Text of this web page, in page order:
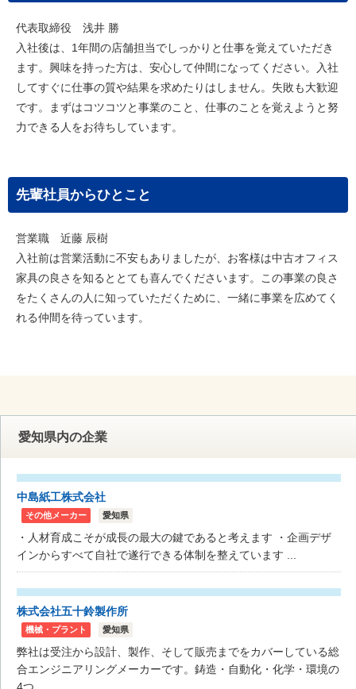
代表取締役 浅井 勝
入社後は、1年間の店舗担当でしっかりと仕事を覚えていただき
ます。興味を持った方は、安心して仲間になってください。入社
してすぐに仕事の質や結果を求めたりはしません。失敗も大歓迎
です。まずはコツコツと事業のこと、仕事のことを覚えようと努
力できる人をお待ちしています。
先輩社員からひとこと
営業職 近藤 辰樹
入社前は営業活動に不安もありましたが、お客様は中古オフィス
家具の良さを知るととても喜んでくださいます。この事業の良さ
をたくさんの人に知っていただくために、一緒に事業を広めてく
れる仲間を待っています。
愛知県内の企業
中島紙工株式会社
その他メーカー 愛知県
・人材育成こそが成長の最大の鍵であると考えます ・企画デザ
インからすべて自社で遂行できる体制を整えています ...
株式会社五十鈴製作所
機械・プラント 愛知県
弊社は受注から設計、製作、そして販売までをカバーしている総
合エンジニアリングメーカーです。鋳造・自動化・化学・環境の